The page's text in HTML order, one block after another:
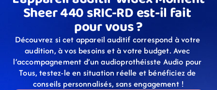
Sheer 440 sRIC-RD est-il fait
pour vous ?
Découvrez si cet appareil auditif correspond à votre
audition, à vos besoins et à votre budget. Avec
l’accompagnement d’un audioprothéisste Audio pour
Tous, testez-le en situation réelle et bénéficiez de
conseils personnalisés, sans engagement !